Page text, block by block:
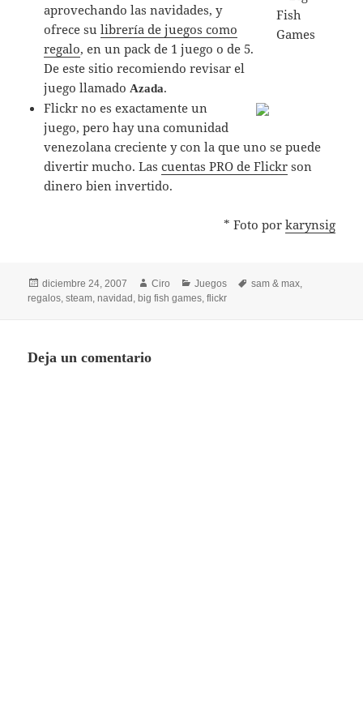
aprovechando las navidades, y
ofrece sulibrería de juegos como
regalo, en un pack de 1 juego o de 5.
De este sitio recomiendo revisar el
juego llamadoAzada.
Flickr no es exactamente un
juego, pero hay una comunidad
venezolana creciente y con la que uno se puede
divertir mucho. Lascuentas PRO de Flickr son
dinero bien invertido.
* Foto por karynsig
Publicado
el
diciembre 24, 2007 Autor
Ciro Categorías
Juegos Etiquetas
sam & max,
regalos,steam,navidad , big fish games,flickr
Deja un comentario